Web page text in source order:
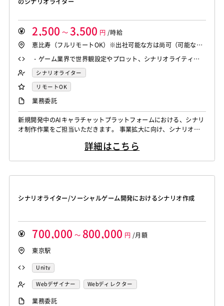
2,500 ～ 3,500 円 /時給
恵比寿（フルリモートOK）※出社可能な方は尚可（可能な頻
度をご教示ください。）
・ゲーム業界で世界観設定やプロット、シナリオライティン
グの経験 ・男性の方（男性向けコンテンツのため） ・（個人
制作含めて）男性向けアダルト系の制作に携わった経験のあ
度の高い方（様々なユーザーのニーズを想定し制作できる熱
意のある方）
シナリオライター
リモートOK
業務委託
新規開発中のAIキャラチャットプラットフォームにおける、シナリ
オ制作作業をご担当いただきます。 事業拡大に向け、シナリオ制
衝はなし、フルリモートで稼働いただきます。 具体的には下記作
び資料化 ・企画や仕様の案...
詳細はこちら
シナリオライター/ソーシャルゲーム開発におけるシナリオ作成
700,000 ～ 800,000 円 /月額
東京駅
Unity
Webデザイナー
Webディレクター
ソーシャル系エンジニア
業務委託